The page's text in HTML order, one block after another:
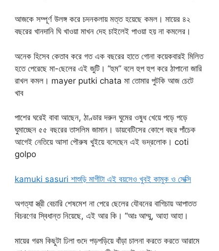
আজকে সম্পূর্ণ উলঙ্গ করে চদনকলায় মত্ত হয়েছে কমল। মায়ের ৪২
বছরের খানদানি ঘি খাওয়া মাখন দেহ চাইলেই পাওয়া হয় না কমলের।
অনেক হিসেব কেতাব করে গত এক বছরের হাতে গোনা কয়েকবারই মিলিত
হতে পেরেছে মা-ছেলের এই জুটি। “হুম” বলে হুপ হুপ করে ঠাপানো জারি
রাখল কমল। mayer putki chata মা তোমার পুটকি আজ চেটে
খাব
পাশের ঘরেই বাবা আছেন, ঠাণ্ডার দরুন ঘুমের ওষুধ খেয়ে পড়ে পড়ে
ঘুমাচ্ছেন ৫৫ বছরের তাসলিম জামান। ডায়বেটিসের কোপে বছর পাঁচেক
আগেই নেতিয়ে আসা পৌরুষ খুইয়ে বসেছেন এই ভদ্রলোক। coti
golpo
kamuki sasuri শাশুড়ি মাগীটা এই বয়সেও খুবই কামুক ও সেক্সি
অগত্যা স্ত্রী বেচারি শেষমেশ না পেরে ছেলের যৌবনের বাগিচায় আপাতত
বিচরণের স্বিধান্ত নিয়েছে, এই আর কি। “আঃ আম্মু, আহা আহা।
মায়ের গরম কিছুটা ঢিলা গুদে পড়পড়িয়ে বাঁড়া চালনা করতে করতে আরামে